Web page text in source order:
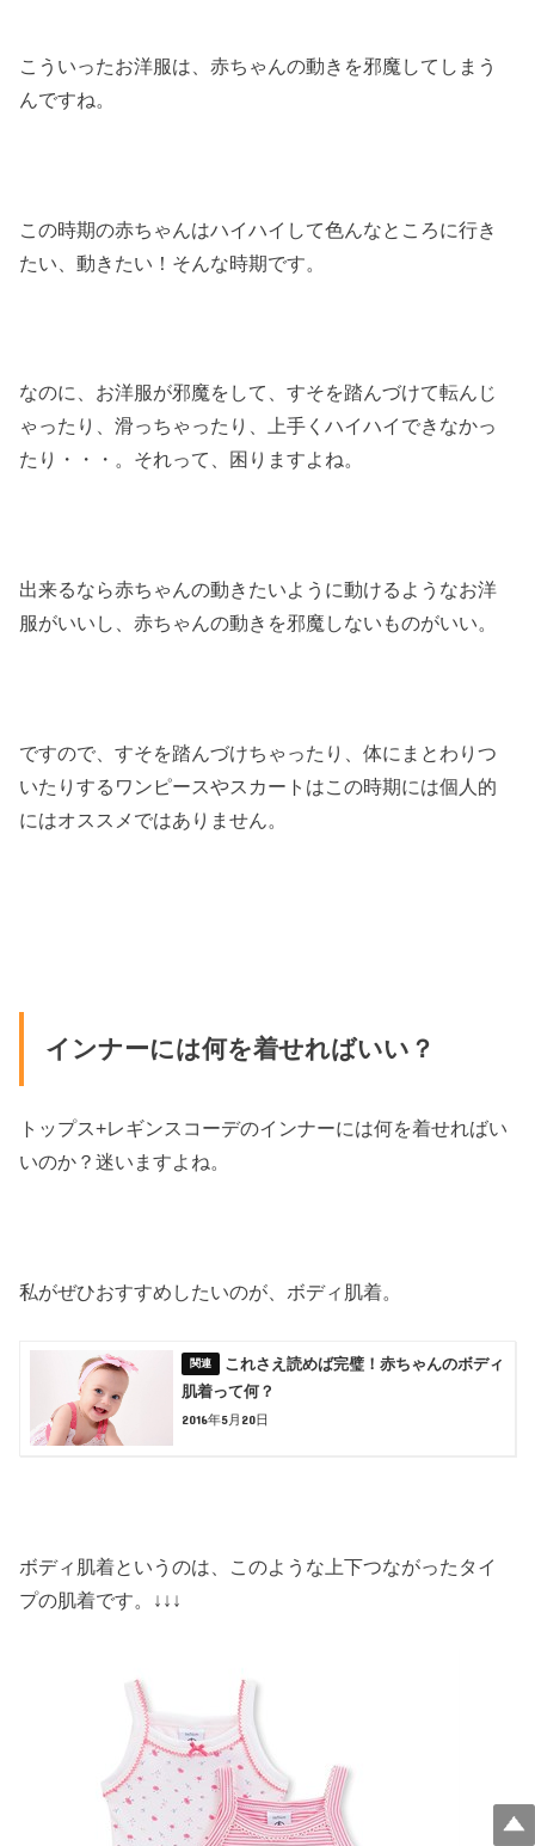
こういったお洋服は、赤ちゃんの動きを邪魔してしまう
んですね。
この時期の赤ちゃんはハイハイして色んなところに行き
たい、動きたい！そんな時期です。
なのに、お洋服が邪魔をして、すそを踏んづけて転んじ
ゃったり、滑っちゃったり、上手くハイハイできなかっ
たり・・・。それって、困りますよね。
出来るなら赤ちゃんの動きたいように動けるようなお洋
服がいいし、赤ちゃんの動きを邪魔しないものがいい。
ですので、すそを踏んづけちゃったり、体にまとわりつ
いたりするワンピースやスカートはこの時期には個人的
にはオススメではありません。
インナーには何を着せればいい？
トップス+レギンスコーデのインナーには何を着せればい
いのか？迷いますよね。
私がぜひおすすめしたいのが、ボディ肌着。
これさえ読めば完璧！赤ちゃんのボディ
肌着って何？
2016年5月20日
ボディ肌着というのは、このような上下つながったタイ
プの肌着です。↓↓↓